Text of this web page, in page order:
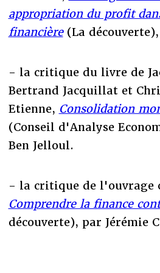
appropriation du profit
financière(La
- la critique du livre de
Bertrand Jacquillat et
Etienne, Consolidation
(Conseil d'Analyse
Ben Jelloul.
- la critique de l'ouvrage
Comprendre la finance
découverte), par Jérémie